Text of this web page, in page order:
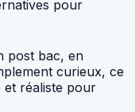
pour
post bac, en
curieux, ce
et réaliste pour